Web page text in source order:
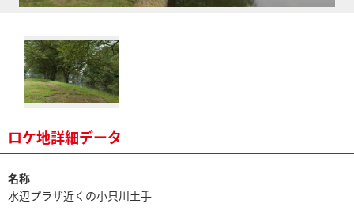
ロケ地詳細データ
名称
水辺プラザ近くの小貝川土手